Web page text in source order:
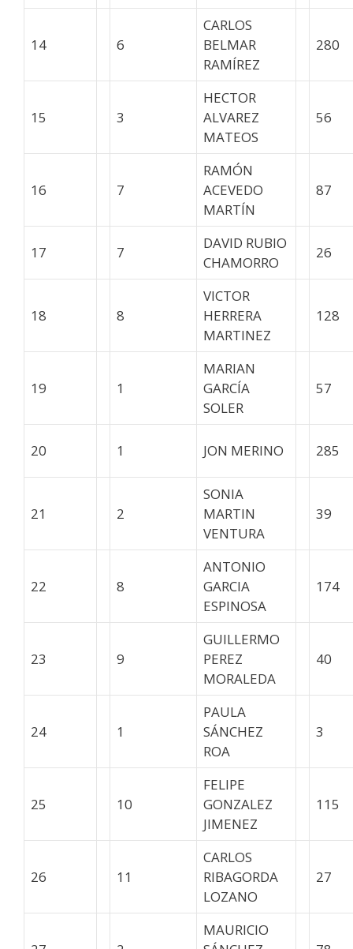
14 6
CARLOS
BELMAR
RAMÍREZ
280
15 3
HECTOR
ALVAREZ
MATEOS
56
16 7
RAMÓN
ACEVEDO
MARTÍN
87
17 7
DAVID RUBIO
CHAMORRO
26
18 8
VICTOR
HERRERA
MARTINEZ
128
19 1
MARIAN
GARCÍA
SOLER
57
20 1 JON MERINO 285
21 2
SONIA
MARTIN
VENTURA
39
22 8
ANTONIO
GARCIA
ESPINOSA
174
23 9
GUILLERMO
PEREZ
MORALEDA
40
24 1
PAULA
SÁNCHEZ
ROA
3
25 10
FELIPE
GONZALEZ
JIMENEZ
115
26 11
CARLOS
RIBAGORDA
LOZANO
27
MAURICIO